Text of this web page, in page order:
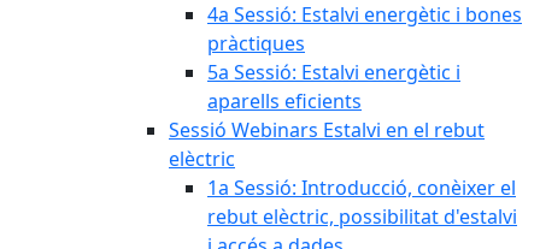
4a Sessió: Estalvi energètic i bones
pràctiques
5a Sessió: Estalvi energètic i
aparells eficients
Sessió Webinars Estalvi en el rebut
elèctric
1a Sessió: Introducció, conèixer el
rebut elèctric, possibilitat d'estalvi